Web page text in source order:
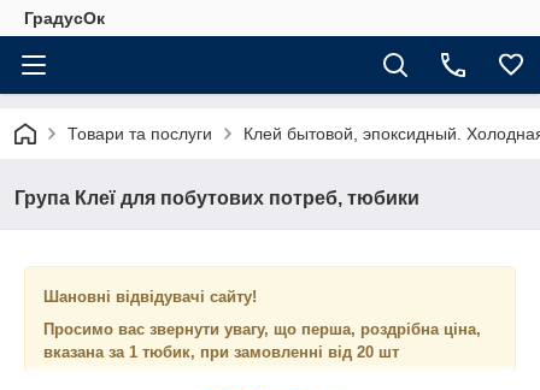
ГрадусОк
Товари та послуги Клей бытовой, эпоксидный.
Група Клеї для побутових потреб, тюбики
Шановні відвідувачі сайту!
Просимо вас звернути увагу, що перша, роздрібна ціна,
вказана за 1 тюбик, при замовленні від 20 шт